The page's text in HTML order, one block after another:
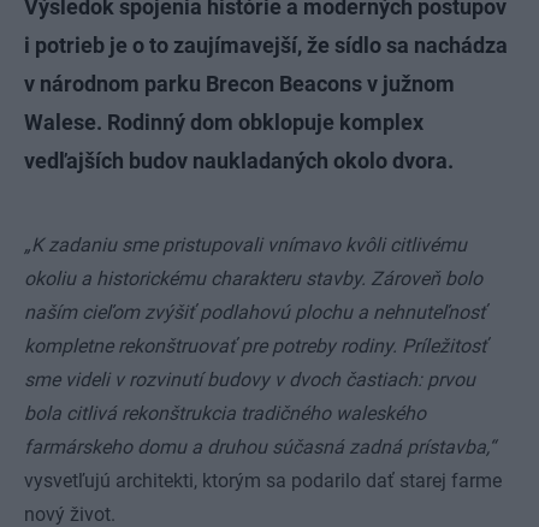
Výsledok spojenia histórie a moderných postupov
i potrieb je o to zaujímavejší, že sídlo sa nachádza
v národnom parku Brecon Beacons v južnom
Walese. Rodinný dom obklopuje komplex
vedľajších budov naukladaných okolo dvora.
„K zadaniu sme pristupovali vnímavo kvôli citlivému
okoliu a historickému charakteru stavby. Zároveň bolo
naším cieľom zvýšiť podlahovú plochu a nehnuteľnosť
kompletne rekonštruovať pre potreby rodiny. Príležitosť
sme videli v rozvinutí budovy v dvoch častiach: prvou
bola citlivá rekonštrukcia tradičného waleského
farmárskeho domu a druhou súčasná zadná prístavba,“
vysvetľujú architekti, ktorým sa podarilo dať starej farme
nový život.